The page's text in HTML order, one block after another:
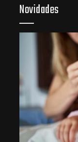
Novidades